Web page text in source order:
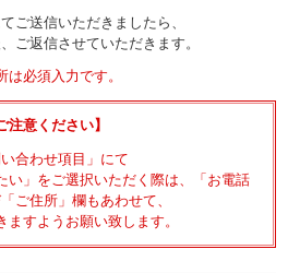
ご送信いただきましたら、
ご返信させていただきます。
は必須入力です。
注意ください】
い合わせ項目」にて
い」をご選択いただく際は、「お電話
ご住所」欄もあわせて、
ますようお願い致します。